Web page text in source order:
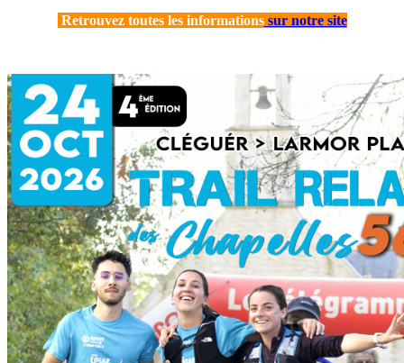
Retrouvez toutes les informationssur notre site